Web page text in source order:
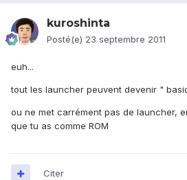
kuroshinta
Posté(e) 23 septembre 2011
euh...
tout les launcher peuvent devenir "
ou ne met carrément pas de launcher,
que tu as comme ROM
Citer